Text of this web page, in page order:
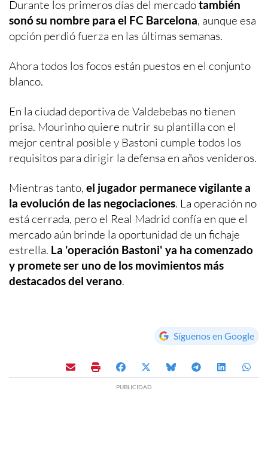
Durante los primeros días del mercadotambién
sonó su nombre para el FC Barcelona, aunque esa
opción perdió fuerza en las últimas semanas.
Ahora todos los focos están puestos en el conjunto
blanco.
En la ciudad deportiva de Valdebebas no tienen
prisa. Mourinho quiere nutrir su plantilla con el
mejor central posible y Bastoni cumple todos los
requisitos para dirigir la defensa en años venideros.
Mientras tanto, el jugador permanece vigilante a
la evolución de las negociaciones. La operación no
está cerrada, pero el Real Madrid confía en que el
mercado aún brinde la oportunidad de un fichaje
estrella. La 'operación Bastoni' ya ha comenzado
y promete ser uno de los movimientos más
destacados del verano.
Síguenos en Google